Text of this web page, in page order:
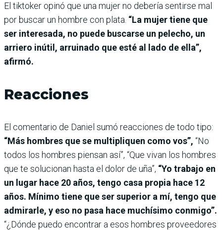
El tiktoker opinó que una mujer no debería sentirse mal
por buscar un hombre con plata. “La mujer tiene que
ser interesada, no puede buscarse un pelecho, un
arriero inútil, arruinado que esté al lado de ella”,
afirmó.
Reacciones
El comentario de Daniel sumó reacciones de todo tipo:
“Más hombres que se multipliquen como vos”, “No
todos los hombres piensan así”, “Que vivan los hombres
que te solucionan hasta el dolor de uña”, “Yo trabajo en
un lugar hace 20 años, tengo casa propia hace 12
años. Mínimo tiene que ser superior a mí, tengo que
admirarle, y eso no pasa hace muchísimo conmigo”.
“¿Dónde puedo encontrar a esos hombres proveedores